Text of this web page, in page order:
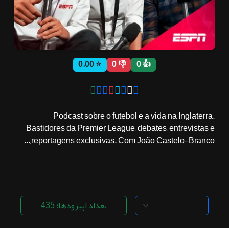
سوالات
متداول
👍 0
👎 0
⭐ 0.00
Podcast sobre o futebol e a vida na Inglaterra.
Bastidores da Premier League, debates, entrevistas e
reportagens exclusivas. Com João Castelo-Branco,...
تعداد اپیزودها: 435